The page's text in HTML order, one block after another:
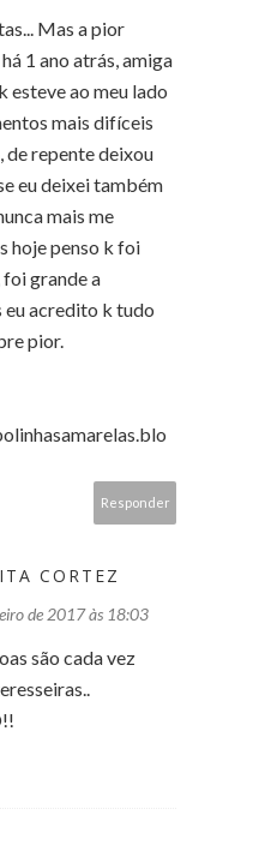
Mas a pior
1 ano atrás, amiga
esteve ao meu lado
mais difíceis
de repente deixou
eu deixei também
mais me
hoje penso k foi
grande a
eu acredito k tudo
pior.
Responder
CORTEZ
de 2017 às 18:03
são cada vez